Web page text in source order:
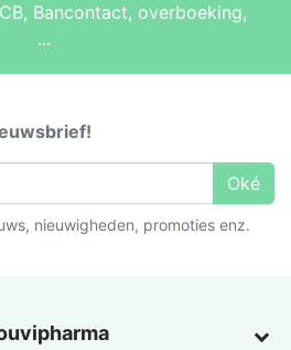
Bancontact, overboeking,
...
Oké
nieuwigheden, promoties enz.